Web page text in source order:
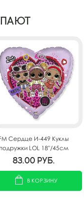
Сердце И-449 Куклы
подружки LOL 18"/45см
83.00 руб.
В КОРЗИНУ